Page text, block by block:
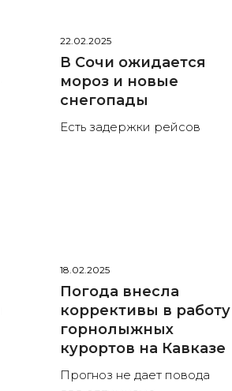
22.02.2025
В Сочи ожидается
мороз и новые
снегопады
Есть задержки рейсов
18.02.2025
Погода внесла
коррективы в работу
горнолыжных
курортов на Кавказе
Прогноз не дает повода